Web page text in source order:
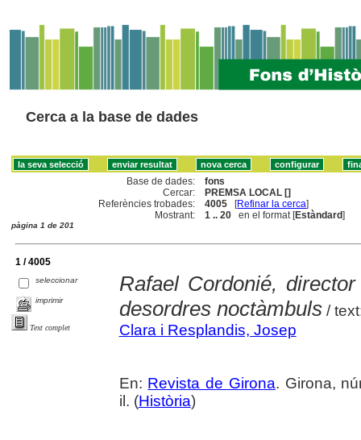
Cerca a la base de dades
Base de dades:
fons
Cercar:
PREMSA LOCAL []
Referències trobades:
4005 [Refinar la cerca]
Mostrant:
1 .. 20 en el format [Estàndard]
pàgina 1 de 201
1 / 4005
seleccionar
imprimir
Text complet
Rafael Cordonié,
desordres noctàmbuls/
Clara i Resplandis, Josep
En: Revista de Girona. Girona,
il. (Història)